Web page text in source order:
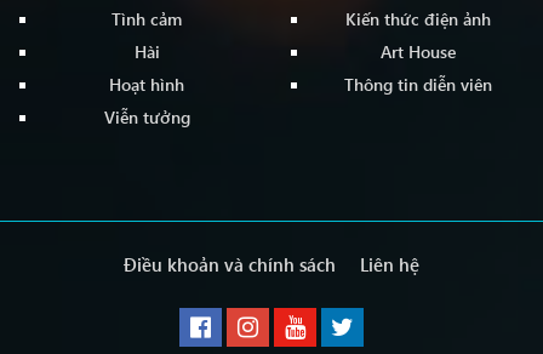
Tình cảm
Hài
Hoạt hình
Viễn tưởng
Kiến thức điện ảnh
Art House
Thông tin diễn viên
Điều khoản và chính sách Liên hệ